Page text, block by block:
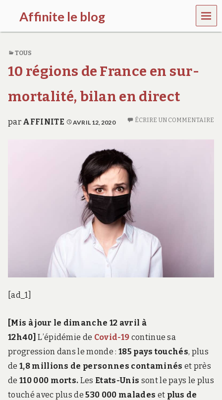
Affinite le blog
e
p
l
u
s
i
MEN
U
TOUS
10 régions de France en sur-
mortalité, bilan en direct
par AFFINITE AVRIL 12, 2020 ÉCRIRE UN COMMENTAIRE
[ad_1]
[Mis à jour le dimanche 12 avril à
12h40] L’épidémie de Covid-19 continue sa
progression dans le monde : 185 pays touchés, plus
de 1,8 millions de personnes contaminés et près
de 110 000 morts. Les Etats-Unis sont le pays le plus
touché avec plus de530 000 malades et plus de